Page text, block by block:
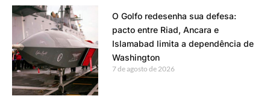
O Golfo redesenha sua defesa:
pacto entre Riad, Ancara e
Islamabad limita a dependência de
Washington
7 de agosto de 2026